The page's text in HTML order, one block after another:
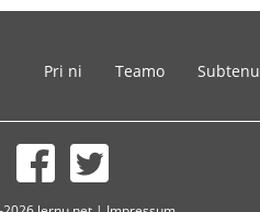
Pri ni Teamo